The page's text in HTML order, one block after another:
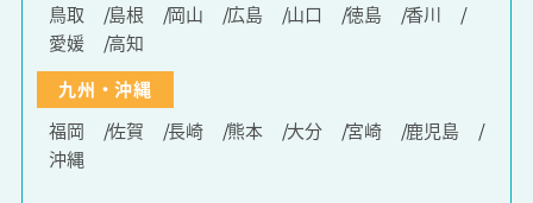
鳥取
島根 岡山 広島 山口 徳島
香川
愛媛
高知
九州・沖縄
福岡
佐賀 長崎 熊本 大分 宮崎
鹿児島
沖縄